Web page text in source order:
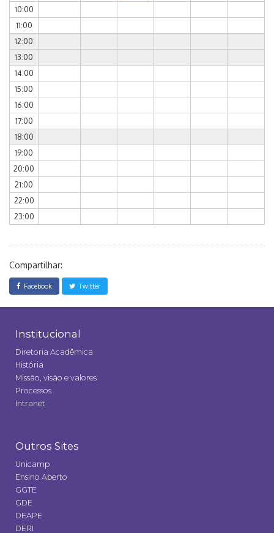
10:00
11:00
12:00
13:00
14:00
15:00
16:00
17:00
18:00
19:00
20:00
21:00
22:00
23:00
Compartilhar:
Facebook Twitter
Institucional
Diretoria Acadêmica
História
Missão, visão e valores
Processos
Intranet
Outros Sites
Unicamp
Ensino Aberto
GGTE
GDE
DEAPE
DERI